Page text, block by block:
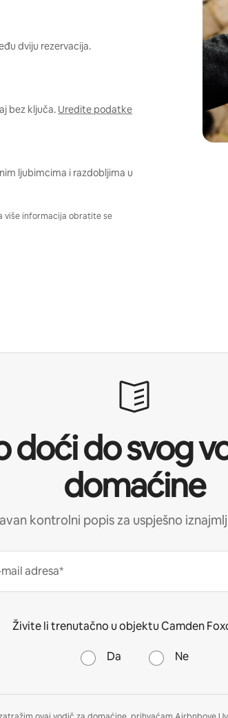
dviju rezervacija.
bez ključa. Uredite podatke
ljubimcima i razdobljima u
više informacija obratite se
doći do svog
domaćine
kontrolni popis za uspješno
mail adresa*
Živite li trenutačno u objektu Camden
Da Ne